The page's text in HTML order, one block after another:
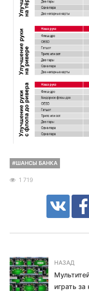
#ШАНСЫ БАНКА
1 719
НАЗАД
играть